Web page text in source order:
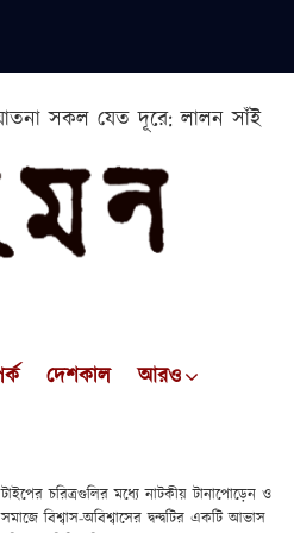
সকল যেত দূরে: লালন সাঁই
দেশকাল আরও
চরিত্রগুলির মধ্যে নাটকীয় টানাপোড়েন ও
বিশ্বাস-অবিশ্বাসের দ্বন্দ্বটির একটি আভাস